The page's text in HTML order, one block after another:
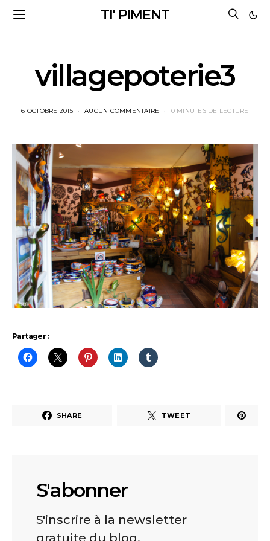
TI' PIMENT
villagepoterie3
6 OCTOBRE 2015 AUCUN COMMENTAIRE 0 MINUTES DE LECTURE
Partager :
SHARE TWEET
S'abonner
S'inscrire à la newsletter
gratuite du blog.